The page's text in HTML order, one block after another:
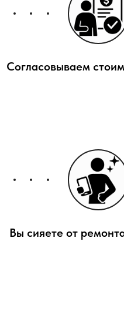
Согласовываем
Вы сияете от